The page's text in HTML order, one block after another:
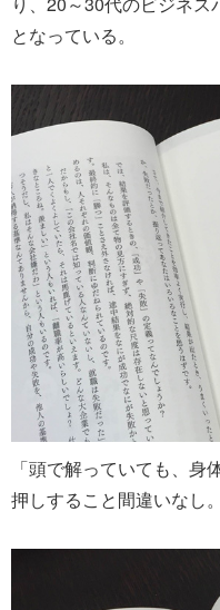
となっている。
「頭で解っていても、
押しすること間違いなし。